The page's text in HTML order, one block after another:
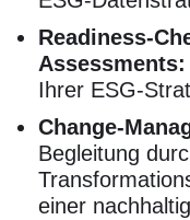
Readiness-
Assessments:
Ihrer ESG-
Change-
Begleitung
einer